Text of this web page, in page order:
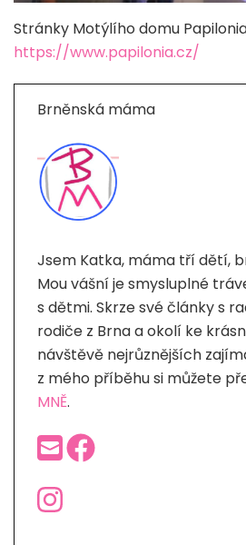
Stránky Motýlího domu
https://www.papilonia.cz/
Brněnská máma
Jsem Katka, máma tří dětí,
Mou vášní je smysluplné
s dětmi. Skrze své články s
rodiče z Brna a okolí ke
návštěvě nejrůznějších
z mého příběhu si můžete
MNĚ.